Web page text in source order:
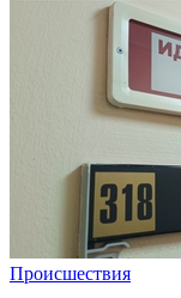
Происшествия